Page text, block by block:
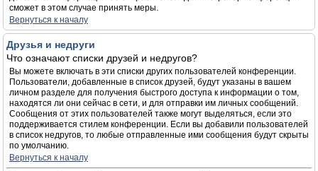
сможет в этом случае принять меры.
Вернуться к началу
Друзья и недруги
Что означают списки друзей и недругов?
Вы можете включать в эти списки других пользователей конференции.
Пользователи, добавленные в список друзей, будут указаны в вашем
личном разделе для получения быстрого доступа к информации о том,
находятся ли они сейчас в сети, и для отправки им личных сообщений.
Сообщения от этих пользователей также могут выделяться, если это
поддерживается стилем конференции. Если вы добавили пользователей
в список недругов, то любые отправленные ими сообщения будут скрыты
по умолчанию.
Вернуться к началу